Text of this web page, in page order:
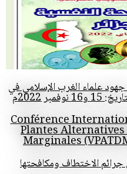
علماء الغرب الإسلامي في
Conférence
Plantes
Marginales
الاختطاف ومكافحتها